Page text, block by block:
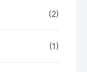
(2)
(1)